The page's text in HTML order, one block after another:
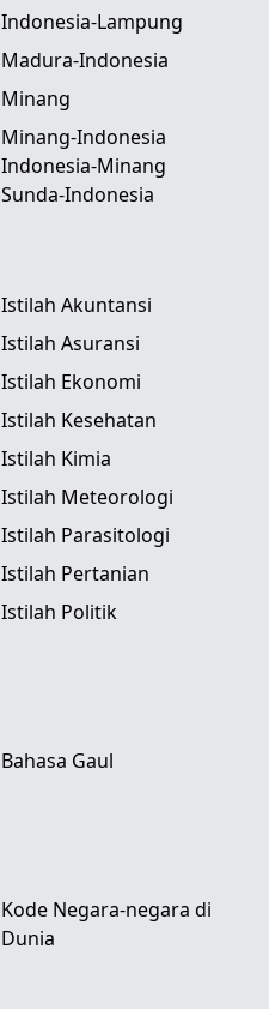
Indonesia-Lampung
Madura-Indonesia
Minang
Minang-Indonesia
Indonesia-Minang
Sunda-Indonesia
Istilah Akuntansi
Istilah Asuransi
Istilah Ekonomi
Istilah Kesehatan
Istilah Kimia
Istilah Meteorologi
Istilah Parasitologi
Istilah Pertanian
Istilah Politik
Bahasa Gaul
Kode Negara-negara di
Dunia